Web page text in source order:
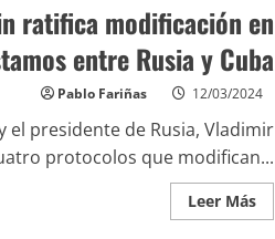
ratifica modificación en
entre Rusia y Cuba
Pablo Fariñas 12/03/2024
el presidente de Rusia, Vladimir
protocolos que modifican...
Leer Más